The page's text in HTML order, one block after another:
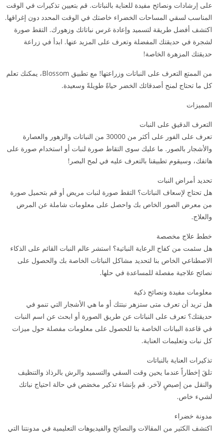
على إرشادات ونصائح مفيدة للعناية بالنباتات. قم بتعيين تذكيرات في الوقت
المناسب لسقي المساحات الخضراء خاصتك في الوقت المحدد دون إغراقها.
اكتشف أفضل طريقة لتسميد وإعادة غرس نباتاتك وزهورك. التقط صورة
لشجرة في حديقتك المفضلة وتعرف على المزيد عنها. ابدأ في زراعة
حديقتك المزهرة الخاصة!
من الممتع التعرف على النباتات وزراعتها! مع تطبيق Blossom، يمكنك تعلم
كل ما تحتاج لمنح أصدقائك الخضر حياةً طويلةً وسعيدة.
المميزات
التعرف الدقيق على النبات
تعرف على الفور على أكثر من 30000 من النباتات والزهور والعصارة
والأشجار بالصور. ما عليك سوى التقاط صورة لنبات أو استخدام صورة على
هاتفك، وسيقوم تطبيقنا بالتعرف عليه في لمح البصر!
تحديد أمراض النبات
هل تحتاج لإسعاف النباتات؟ التقط صورة لنبات مريض أو قم بتحميل صورة
من معرض الصور الخاص بك واحصل على معلومات شاملة عن المرض
والعلاج.
خطط علاج مخصصة
هل سئمت من كفاح الرعاية النباتية؟ استشر عالم النبات القائم على الذكاء
الاصطناعي الخاص بنا لتحديد مشاكل النباتات الخاصة بك والحصول على
نصائح علاجية مفصلة للمساعدة في حلها.
معلومات مفيدة ونصائح ذكية
هل تريد أن تعرف متى ستزهر نبتتك أو ما هي الأشجار التي تنمو في
حديقتك؟ تعرف على النباتات عن طريق الصورة أو ابحث عن اسم النبات
في قاعدة البيانات الخاصة بنا للحصول على معلومات مفصلة حول ميزات
كل نبات وتعليمات العناية.
تذكيرات العناية بالنباتات
تلقَ إخطاراً عندما يحين وقت السقي والتسميد والرش بالرذاذ والتنظيف
والنقل من إصيصٍ لآخر. قم بإنشاء تذكير مخصَص في حالة احتياج نباتك
لشيء خاص.
مدونة خضراء
اكتشف الكثير من المقالات والنصائح والفيديوهات التعليمية في مدونتنا التي